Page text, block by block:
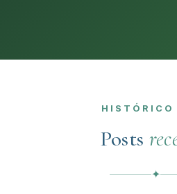
HISTÓRICO
Posts
✦